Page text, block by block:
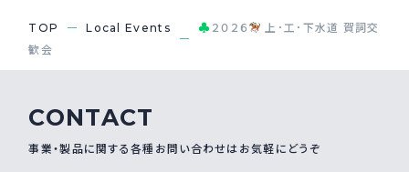
TOP Local Events ♣ ２０２６
上･工･下水道 賀詞交
歓会
CONTACT
事業・製品に関する各種お問い合わせはお気軽にどうぞ